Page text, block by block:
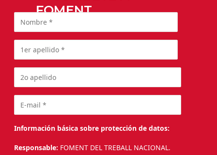
FOMENT
Información básica sobre protección de datos:
Responsable: FOMENT DEL TREBALL NACIONAL.